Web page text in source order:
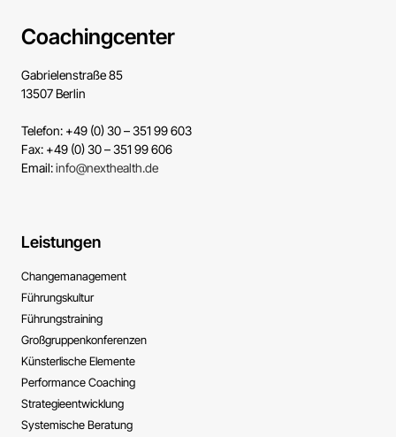
Coachingcenter
Gabrielenstraße 85
13507 Berlin
Telefon: +49 (0) 30 – 351 99 603
Fax: +49 (0) 30 – 351 99 606
Email:info@nexthealth.de
Leistungen
Change­management
Führungs­kultur
Führungs­training
Großgruppen­konferenzen
Künsterlische ­Elemente
Performance ­Coaching
Strategie­entwicklung
Systemische ­Beratung